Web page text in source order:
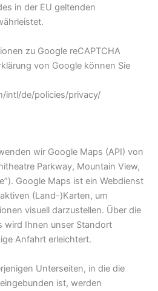
in der EU geltenden
zu Google reCAPTCHA
von Google können Sie
intl/de/policies/privacy/
wir Google Maps (API) von
Parkway, Mountain View,
Google Maps ist ein Webdienst
(Land-)Karten, um
visuell darzustellen. Über die
wird Ihnen unser Standort
Anfahrt erleichtert.
Unterseiten, in die die
ist, werden